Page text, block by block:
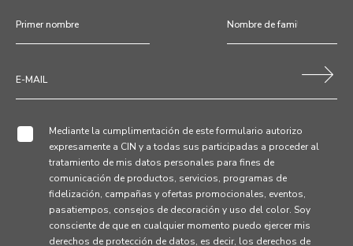
Mediante la cumplimentación de este formulario autorizo
expresamente a CIN y a todas sus participadas a proceder al
tratamiento de mis datos personales para fines de
comunicación de productos, servicios, programas de
fidelización, campañas y ofertas promocionales, eventos,
pasatiempos, consejos de decoración y uso del color. Soy
consciente de que en cualquier momento puedo ejercer mis
derechos de protección de datos, es decir, los derechos de